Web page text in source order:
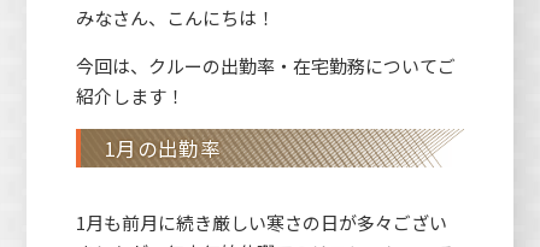
みなさん、こんにちは！
今回は、クルーの出勤率・在宅勤務についてご
紹介します！
1月の出勤率
1月も前月に続き厳しい寒さの日が多々ござい